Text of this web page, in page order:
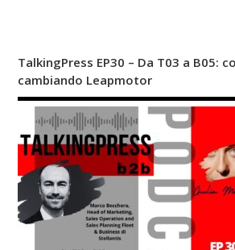
TalkingPress EP30 – Da T03 a B05:
cambiando Leapmotor